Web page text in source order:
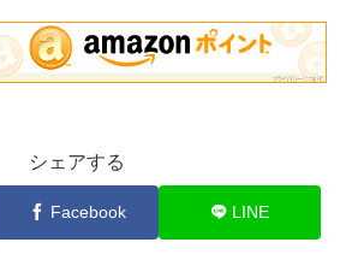
シェアする
Facebook LINE